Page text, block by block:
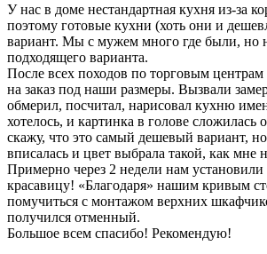
У нас в доме нестандартная кухня из-за
поэтому готовые кухни (хоть они и
вариант. Мы с мужем много где были, но
подходящего варианта.
После всех походов по торговым
на заказ под наши размеры. Вызвали
обмерил, посчитал, нарисовал кухню
хотелось, и картинка в голове сложилась
скажу, что это самый дешевый вариант,
вписалась и цвет выбрала такой, как мне
Примерно через 2 недели нам
красавицу! «Благодаря» нашим кривым
помучиться с монтажом верхних
получился отменный.
Большое всем спасибо! Рекомендую!